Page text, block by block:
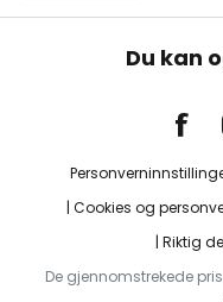
Du kan
Cookies og
Riktig
De gjennomstrekede